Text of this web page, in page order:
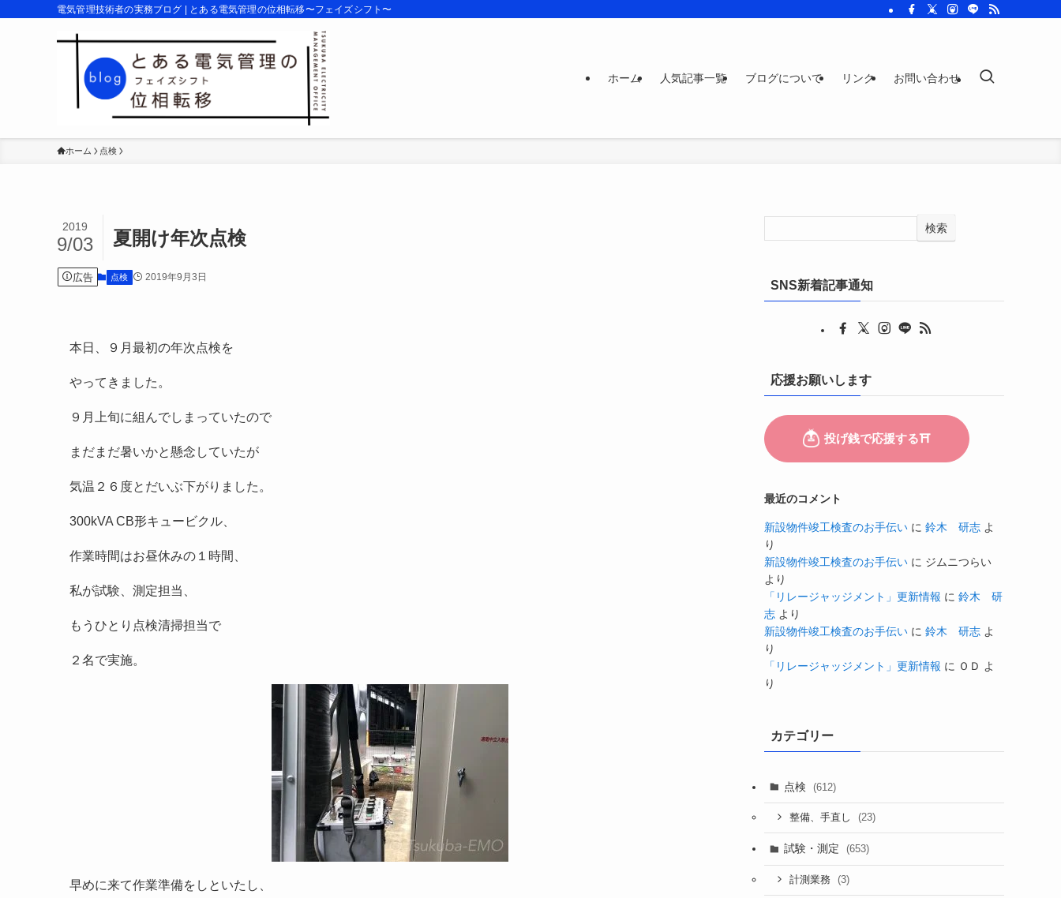
電気管理技術者の実務ブログ | とある電気管理の位相転移〜フェイズシフト〜
ホーム 人気記事一覧 ブログについて リンク お問い合わせ
ホーム 点検
夏開け年次点検
2019
9/03
広告 点検 2019年9月3日
本日、９月最初の年次点検を
やってきました。
９月上旬に組んでしまっていたので
まだまだ暑いかと懸念していたが
気温２６度とだいぶ下がりました。
300kVA CB形キュービクル、
作業時間はお昼休みの１時間、
私が試験、測定担当、
もうひとり点検清掃担当で
２名で実施。
早めに来て作業準備をしといたし、
検索
SNS新着記事通知
応援お願いします
最近のコメント
新設物件竣工検査のお手伝い に 鈴木 研志 よ
り
新設物件竣工検査のお手伝い に ジムニつらい
より
「リレージャッジメント」更新情報 に 鈴木 研
志 より
新設物件竣工検査のお手伝い に 鈴木 研志 よ
り
「リレージャッジメント」更新情報 に ＯＤ よ
り
カテゴリー
点検 (612)
整備、手直し (23)
試験・測定 (653)
計測業務 (3)